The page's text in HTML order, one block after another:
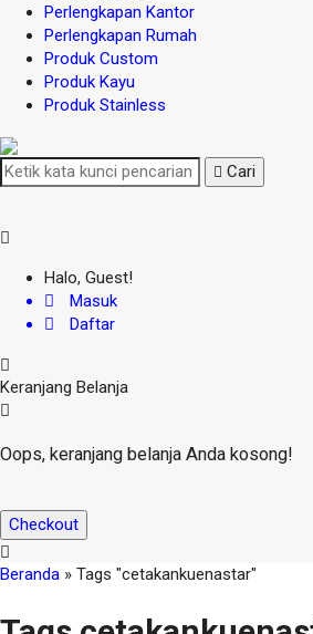
Perlengkapan Kantor
Perlengkapan Rumah
Produk Custom
Produk Kayu
Produk Stainless
Cari
Halo, Guest!
Masuk
Daftar
Keranjang Belanja
Oops, keranjang belanja Anda kosong!
Checkout
Beranda » Tags "cetakankuenastar"